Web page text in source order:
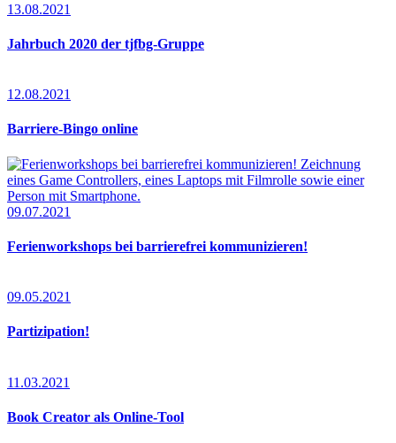
13.08.2021
Jahrbuch 2020 der tjfbg-Gruppe
12.08.2021
Barriere-Bingo online
09.07.2021
Ferienworkshops bei barrierefrei kommunizieren!
09.05.2021
Partizipation!
11.03.2021
Book Creator als Online-Tool